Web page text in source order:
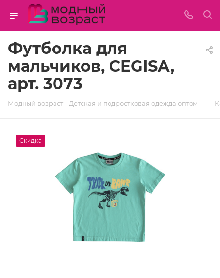
Футболка для
мальчиков, CEGISA,
арт. 3073
Модный возраст - Детская и подростковая одежда оптом —
Скидка